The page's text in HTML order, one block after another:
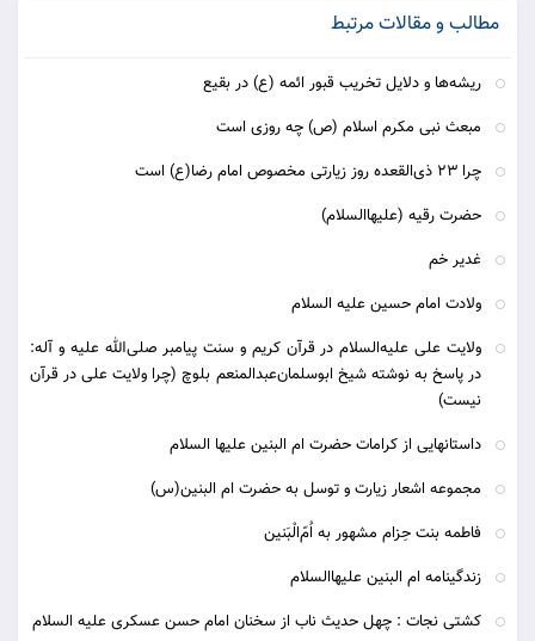
مطالب و مقالات مرتبط
ریشه‌ها و دلایل تخریب قبور ائمه (ع) در بقیع
مبعث نبی مکرم اسلام (ص) چه روزی است
چرا 23 ذی‌القعده روز زیارتی مخصوص امام رضا(ع) است
حضرت رقیه (علیهاالسلام)
غدیر خم
ولادت امام حسین علیه السلام
ولایت علی علیه‌السلام در قرآن کریم و سنت پیامبر صلی‌الله علیه و آله:
در پاسخ به نوشته شیخ ابوسلمان‌عبدالمنعم بلوچ (چرا ولایت علی در قرآن
نیست)
داستانهایی از کرامات حضرت ام البنین علیها السلام
مجموعه اشعار زیارت و توسل به حضرت ام البنین(س)
فاطمه بنت حِزام مشهور به اُمّ‌الْبَنین
زندگینامه ام البنین علیهاالسلام
کشتی نجات : چهل حدیث ناب از سخنان امام حسن عسکری علیه السلام